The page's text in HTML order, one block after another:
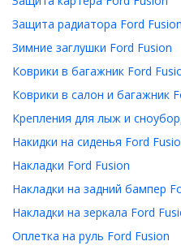
Защита радиатора Ford Fusion
Зимние заглушки Ford Fusion
Коврики в багажник Ford
Коврики в салон и багажник
Крепления для лыж и
Накидки на сиденья Ford
Накладки Ford Fusion
Накладки на задний бампер
Накладки на зеркала Ford
Оплетка на руль Ford Fusion